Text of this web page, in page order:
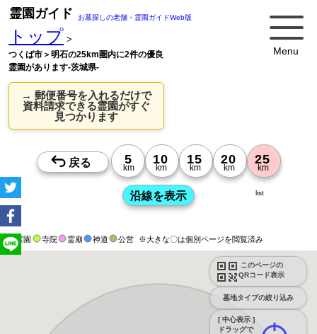
Menu
霊園ガイド お墓探しの老舗・霊園ガイドWeb版
トップ >
つくば市＞明石の25km圏内に2件の優良
霊園があります-茨城県-
→ 郵便番号を入れるだけで
資料請求できる霊園がすぐ
見つかります
霊園 寺院 霊廟 神道 公営 ※大きな〇は個別ページを閲覧済み
このページの
QRコード表示
墓地タイプの絞り込み
[ 中心表示 ]
ドラッグで
list